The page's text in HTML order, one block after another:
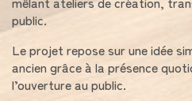
public.
Le projet repose sur une idée
ancien grâce à la présence
l’ouverture au public.